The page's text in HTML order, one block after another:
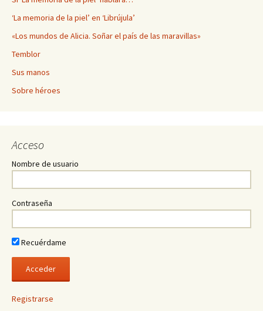
‘La memoria de la piel’ en ‘Librújula’
«Los mundos de Alicia. Soñar el país de las maravillas»
Temblor
Sus manos
Sobre héroes
Acceso
Nombre de usuario
Contraseña
Recuérdame
Registrarse